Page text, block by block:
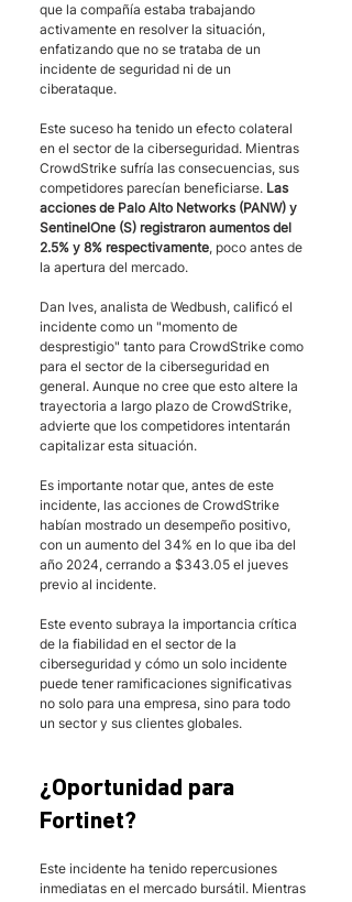
que la compañía estaba trabajando
activamente en resolver la situación,
enfatizando que no se trataba de un
incidente de seguridad ni de un
ciberataque.
Este suceso ha tenido un efecto colateral
en el sector de la ciberseguridad. Mientras
CrowdStrike sufría las consecuencias, sus
competidores parecían beneficiarse. Las
acciones de Palo Alto Networks (PANW) y
SentinelOne (S) registraron aumentos del
2.5% y 8% respectivamente, poco antes de
la apertura del mercado.
Dan Ives, analista de Wedbush, calificó el
incidente como un "momento de
desprestigio" tanto para CrowdStrike como
para el sector de la ciberseguridad en
general. Aunque no cree que esto altere la
trayectoria a largo plazo de CrowdStrike,
advierte que los competidores intentarán
capitalizar esta situación.
Es importante notar que, antes de este
incidente, las acciones de CrowdStrike
habían mostrado un desempeño positivo,
con un aumento del 34% en lo que iba del
año 2024, cerrando a $343.05 el jueves
previo al incidente.
Este evento subraya la importancia crítica
de la fiabilidad en el sector de la
ciberseguridad y cómo un solo incidente
puede tener ramificaciones significativas
no solo para una empresa, sino para todo
un sector y sus clientes globales.
¿Oportunidad para
Fortinet?
Este incidente ha tenido repercusiones
inmediatas en el mercado bursátil. Mientras